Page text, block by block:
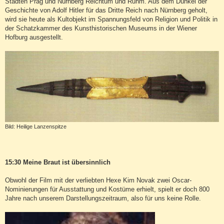
Geschichte von Adolf Hitler für das Dritte Reich nach Nürnberg geholt,
wird sie heute als Kultobjekt im Spannungsfeld von Religion und Politik in
der Schatzkammer des Kunsthistorischen Museums in der Wiener
Hofburg ausgestellt.
Bild: Heilige Lanzenspitze
15:30 Meine Braut ist übersinnlich
Obwohl der Film mit der verliebten Hexe Kim Novak zwei Oscar-
Nominierungen für Ausstattung und Kostüme erhielt, spielt er doch 800
Jahre nach unserem Darstellungszeitraum, also für uns keine Rolle.